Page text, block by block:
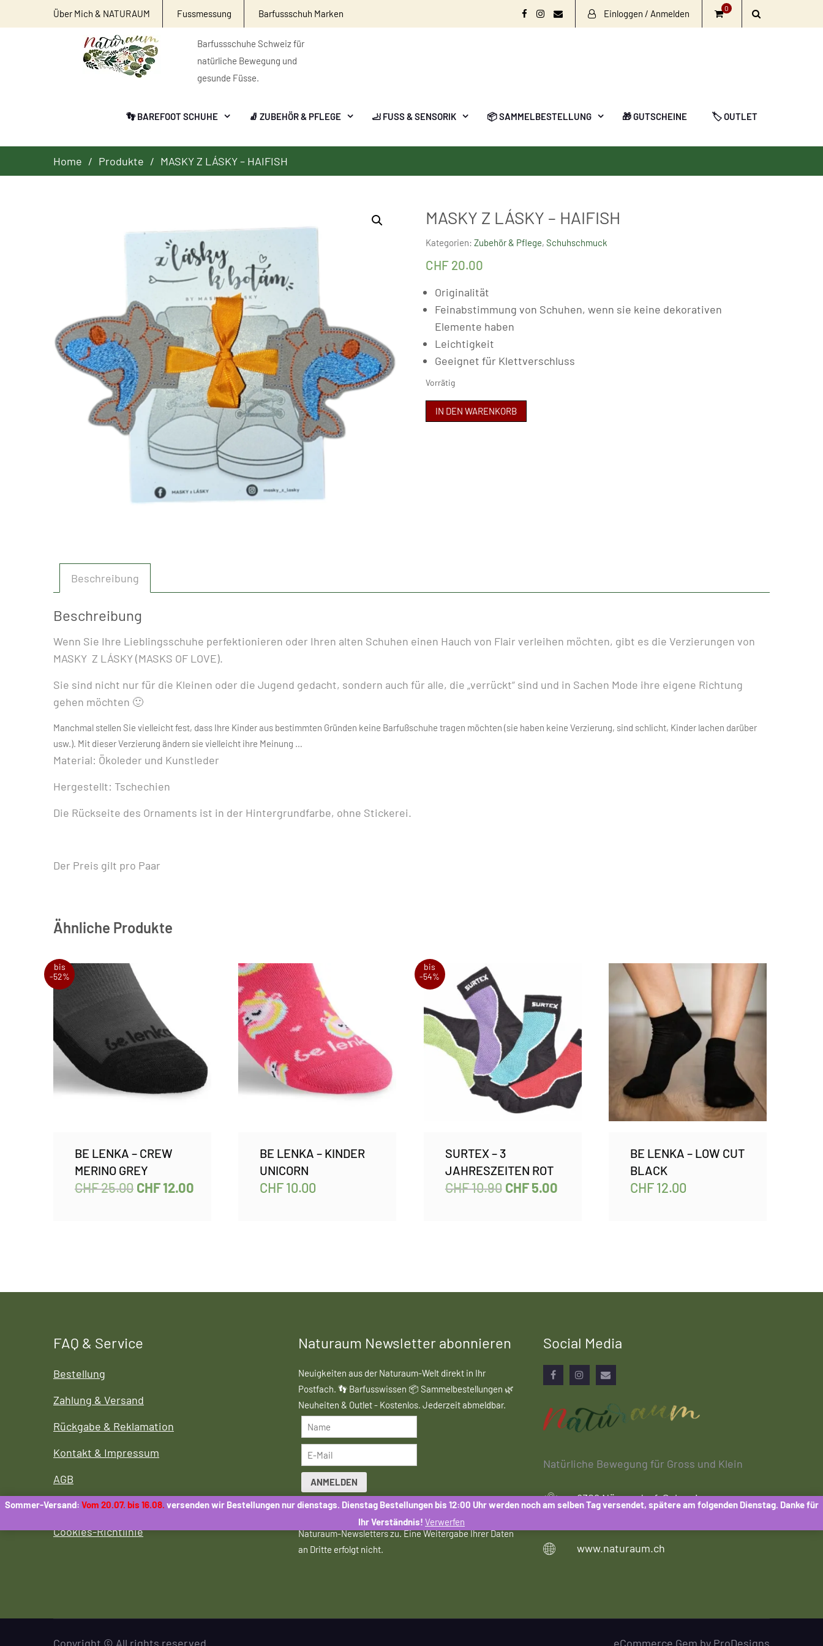
Sommer-Versand: Vom 20.07. bis 16.08. versenden wir Bestellungen nur dienstags. Dienstag Bestellungen bis 12:00 Uhr werden noch am selben Tag versendet, spätere am folgenden Dienstag. Danke für
Ihr Verständnis! Verwerfen
Über Mich & NATURAUM Fussmessung Barfussschuh Marken Einloggen / Anmelden 0
Barfussschuhe Schweiz für
natürliche Bewegung und
gesunde Füsse.
👣 BAREFOOT SCHUHE 🧦 ZUBEHÖR & PFLEGE 🦶 FUSS & SENSORIK 📦 SAMMELBESTELLUNG 🎁 GUTSCHEINE 🏷️ OUTLET
Home Produkte MASKY Z LÁSKY – HAIFISH
MASKY Z LÁSKY – HAIFISH
Kategorien:Zubehör & Pflege,Schuhschmuck
CHF 20.00
Originalität
Feinabstimmung von Schuhen, wenn sie keine dekorativen
Elemente haben
Leichtigkeit
Geeignet für Klettverschluss
Vorrätig
MASKY
Z
IN DEN WARENKORB
Beschreibung
Beschreibung
Wenn Sie Ihre Lieblingsschuhe perfektionieren oder Ihren alten Schuhen einen Hauch von Flair verleihen möchten, gibt es die Verzierungen von
MASKY Z LÁSKY (MASKS OF LOVE).
Sie sind nicht nur für die Kleinen oder die Jugend gedacht, sondern auch für alle, die „verrückt“ sind und in Sachen Mode ihre eigene Richtung
gehen möchten 🙂
Manchmal stellen Sie vielleicht fest, dass Ihre Kinder aus bestimmten Gründen keine Barfußschuhe tragen möchten (sie haben keine Verzierung, sind schlicht, Kinder lachen darüber
usw.). Mit dieser Verzierung ändern sie vielleicht ihre Meinung …
Material: Ökoleder und Kunstleder
Hergestellt: Tschechien
Die Rückseite des Ornaments ist in der Hintergrundfarbe, ohne Stickerei.
Der Preis gilt pro Paar
Ähnliche Produkte
bis
-52%
BE LENKA – CREW
MERINO GREY
CHF25.00 CHF12.00
BE LENKA – KINDER
UNICORN
CHF10.00
bis
-54%
SURTEX – 3
JAHRESZEITEN ROT
CHF10.90 CHF5.00
BE LENKA – LOW CUT
BLACK
CHF12.00
FAQ & Service
Bestellung
Zahlung & Versand
Rückgabe & Reklamation
Kontakt & Impressum
AGB
Datenschutzerklärung
Cookies-Richtlinie
Naturaum Newsletter abonnieren
Neuigkeiten aus der Naturaum-Welt direkt in Ihr
Postfach. 👣 Barfusswissen 📦 Sammelbestellungen 🌿
Neuheiten & Outlet - Kostenlos. Jederzeit abmeldbar.
ANMELDEN
Mit der Anmeldung stimmen Sie dem Erhalt des
Naturaum-Newsletters zu. Eine Weitergabe Ihrer Daten
an Dritte erfolgt nicht.
Social Media
Natürliche Bewegung für Gross und Klein
8309 Nürensdorf, Schweiz
www.naturaum.ch
Copyright © All rights reserved. eCommerce Gem by ProDesigns